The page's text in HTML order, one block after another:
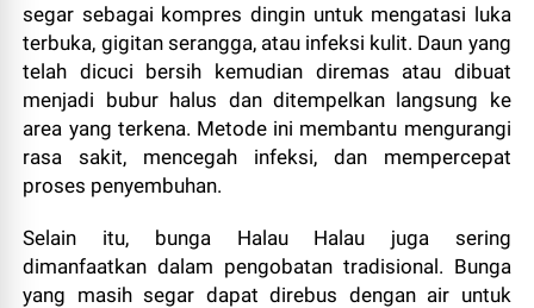
segar sebagai kompres dingin untuk mengatasi luka
terbuka, gigitan serangga, atau infeksi kulit. Daun yang
telah dicuci bersih kemudian diremas atau dibuat
menjadi bubur halus dan ditempelkan langsung ke
area yang terkena. Metode ini membantu mengurangi
rasa sakit, mencegah infeksi, dan mempercepat
proses penyembuhan.
Selain itu, bunga Halau Halau juga sering
dimanfaatkan dalam pengobatan tradisional. Bunga
yang masih segar dapat direbus dengan air untuk